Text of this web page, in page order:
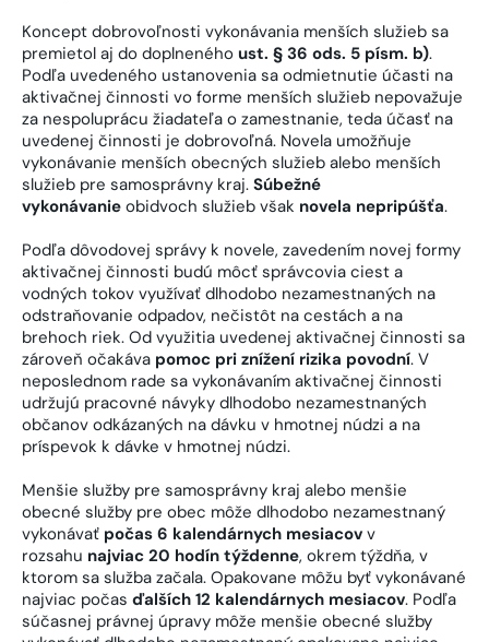
Koncept dobrovoľnosti vykonávania menších služieb sa
premietol aj do doplneného ust. § 36 ods. 5 písm. b).
Podľa uvedeného ustanovenia sa odmietnutie účasti na
aktivačnej činnosti vo forme menších služieb nepovažuje
za nespoluprácu žiadateľa o zamestnanie, teda účasť na
uvedenej činnosti je dobrovoľná. Novela umožňuje
vykonávanie menších obecných služieb alebo menších
služieb pre samosprávny kraj. Súbežné
vykonávanie obidvoch služieb však novela nepripúšťa.
Podľa dôvodovej správy k novele, zavedením novej formy
aktivačnej činnosti budú môcť správcovia ciest a
vodných tokov využívať dlhodobo nezamestnaných na
odstraňovanie odpadov, nečistôt na cestách a na
brehoch riek. Od využitia uvedenej aktivačnej činnosti sa
zároveň očakáva pomoc pri znížení rizika povodní. V
neposlednom rade sa vykonávaním aktivačnej činnosti
udržujú pracovné návyky dlhodobo nezamestnaných
občanov odkázaných na dávku v hmotnej núdzi a na
príspevok k dávke v hmotnej núdzi.
Menšie služby pre samosprávny kraj alebo menšie
obecné služby pre obec môže dlhodobo nezamestnaný
vykonávať počas 6 kalendárnych mesiacov v
rozsahu najviac 20 hodín týždenne, okrem týždňa, v
ktorom sa služba začala. Opakovane môžu byť vykonávané
najviac počas ďalších 12 kalendárnych mesiacov. Podľa
súčasnej právnej úpravy môže menšie obecné služby